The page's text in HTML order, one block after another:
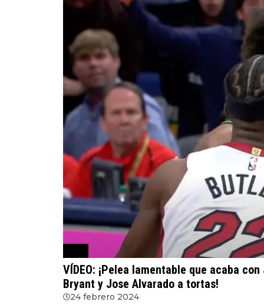
VÍDEO: ¡Pelea lamentable que acaba
Bryant y Jose Alvarado a tortas!
24 febrero 2024